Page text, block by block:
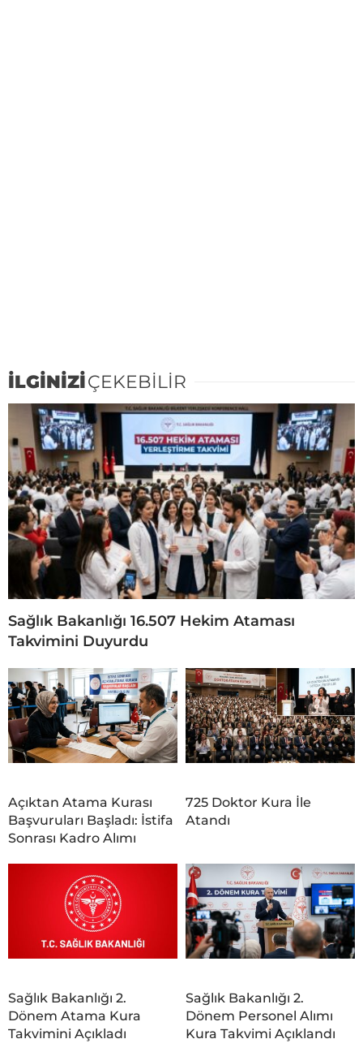
İLGİNİZİÇEKEBİLİR
Sağlık Bakanlığı 16.507 Hekim Ataması
Takvimini Duyurdu
Açıktan Atama Kurası
Başvuruları Başladı: İstifa
Sonrası Kadro Alımı
725 Doktor Kura İle
Atandı
Sağlık Bakanlığı 2.
Dönem Atama Kura
Takvimini Açıkladı
Sağlık Bakanlığı 2.
Dönem Personel Alımı
Kura Takvimi Açıklandı